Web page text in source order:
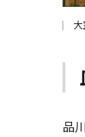
大
品